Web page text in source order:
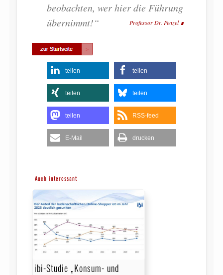
beobachten, wer hier die Führung
übernimmt!“
Professor Dr. Penzel
teilen teilen
teilen teilen
teilen RSS-feed
E-Mail drucken
Auch interessant
ibi-Studie „Konsum- und